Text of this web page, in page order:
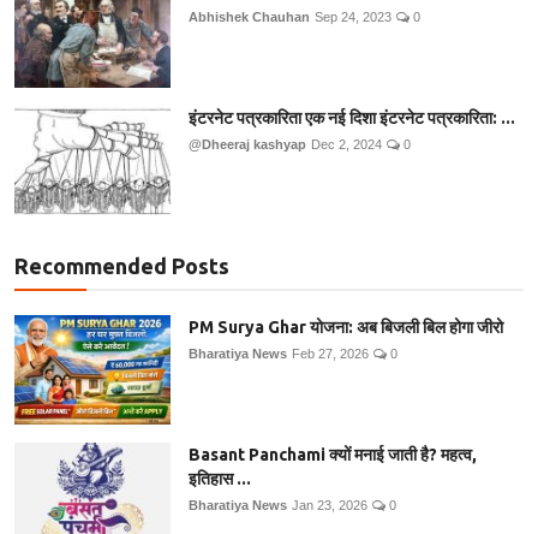
Abhishek Chauhan Sep 24, 2023 0
इंटरनेट पत्रकारिता एक नई दिशा इंटरनेट पत्रकारिता: ...
@Dheeraj kashyap Dec 2, 2024 0
Recommended Posts
PM Surya Ghar योजना: अब बिजली बिल होगा जीरो
Bharatiya News Feb 27, 2026 0
Basant Panchami क्यों मनाई जाती है? महत्व,
इतिहास ...
Bharatiya News Jan 23, 2026 0